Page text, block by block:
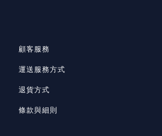
顧客服務
運送服務方式
退貨方式
條款與細則